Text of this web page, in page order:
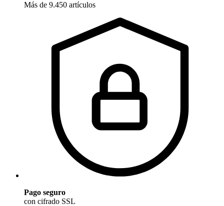
Más de 9.450 artículos
Pago seguro
con cifrado SSL